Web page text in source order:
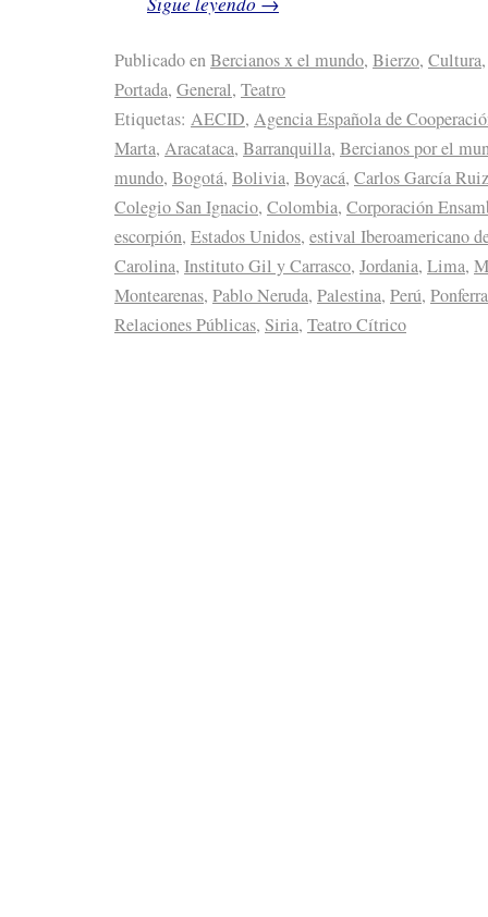
Publicado enBercianos x el mundo, Bierzo, Cultura
Portada, General, Teatro
Etiquetas: AECID, Agencia Española de
Marta, Aracataca, Barranquilla, Bercianos por el
mundo, Bogotá, Bolivia, Boyacá, Carlos García Ruiz
Colegio San Ignacio, Colombia, Corporación
escorpión, Estados Unidos, estival Iberoamericano
Carolina, Instituto Gil y Carrasco, Jordania, Lima,
Montearenas, Pablo Neruda, Palestina, Perú,
Relaciones Públicas, Siria, Teatro Cítrico